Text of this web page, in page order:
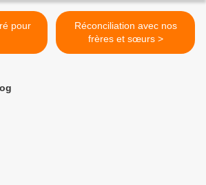
Réconciliation avec nos
frères et sœurs >